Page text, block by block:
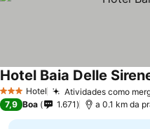
3 EstrelasHotel Atividades como
Hotel Baia Delle
7,9 Boa 1.671 a 0.1 km da